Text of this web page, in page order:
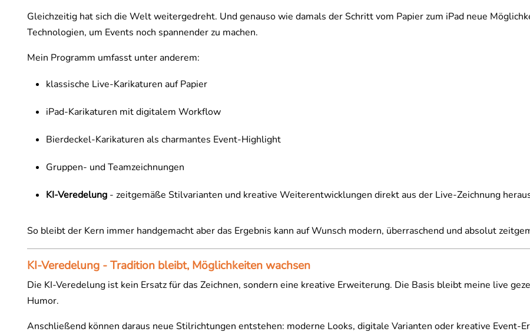
Gleichzeitig hat sich die Welt weitergedreht. Und genauso wie damals der Schritt vom Papier zum iPad neue
Technologien, um Events noch spannender zu machen.
Mein Programm umfasst unter anderem:
klassische Live-Karikaturen auf Papier
iPad-Karikaturen mit digitalem Workflow
Bierdeckel-Karikaturen als charmantes Event-Highlight
Gruppen- und Teamzeichnungen
KI-Veredelung - zeitgemäße Stilvarianten und kreative Weiterentwicklungen direkt aus der Live-Zeichnung
So bleibt der Kern immer handgemacht aber das Ergebnis kann auf Wunsch modern, überraschend und absolut
KI-Veredelung - Tradition bleibt, Möglichkeiten wachsen
Die KI-Veredelung ist kein Ersatz für das Zeichnen, sondern eine kreative Erweiterung. Die Basis bleibt meine live
Humor.
Anschließend können daraus neue Stilrichtungen entstehen: moderne Looks, digitale Varianten oder kreative Event-